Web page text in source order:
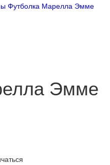
Футболка Марелла Эмме
Эмме